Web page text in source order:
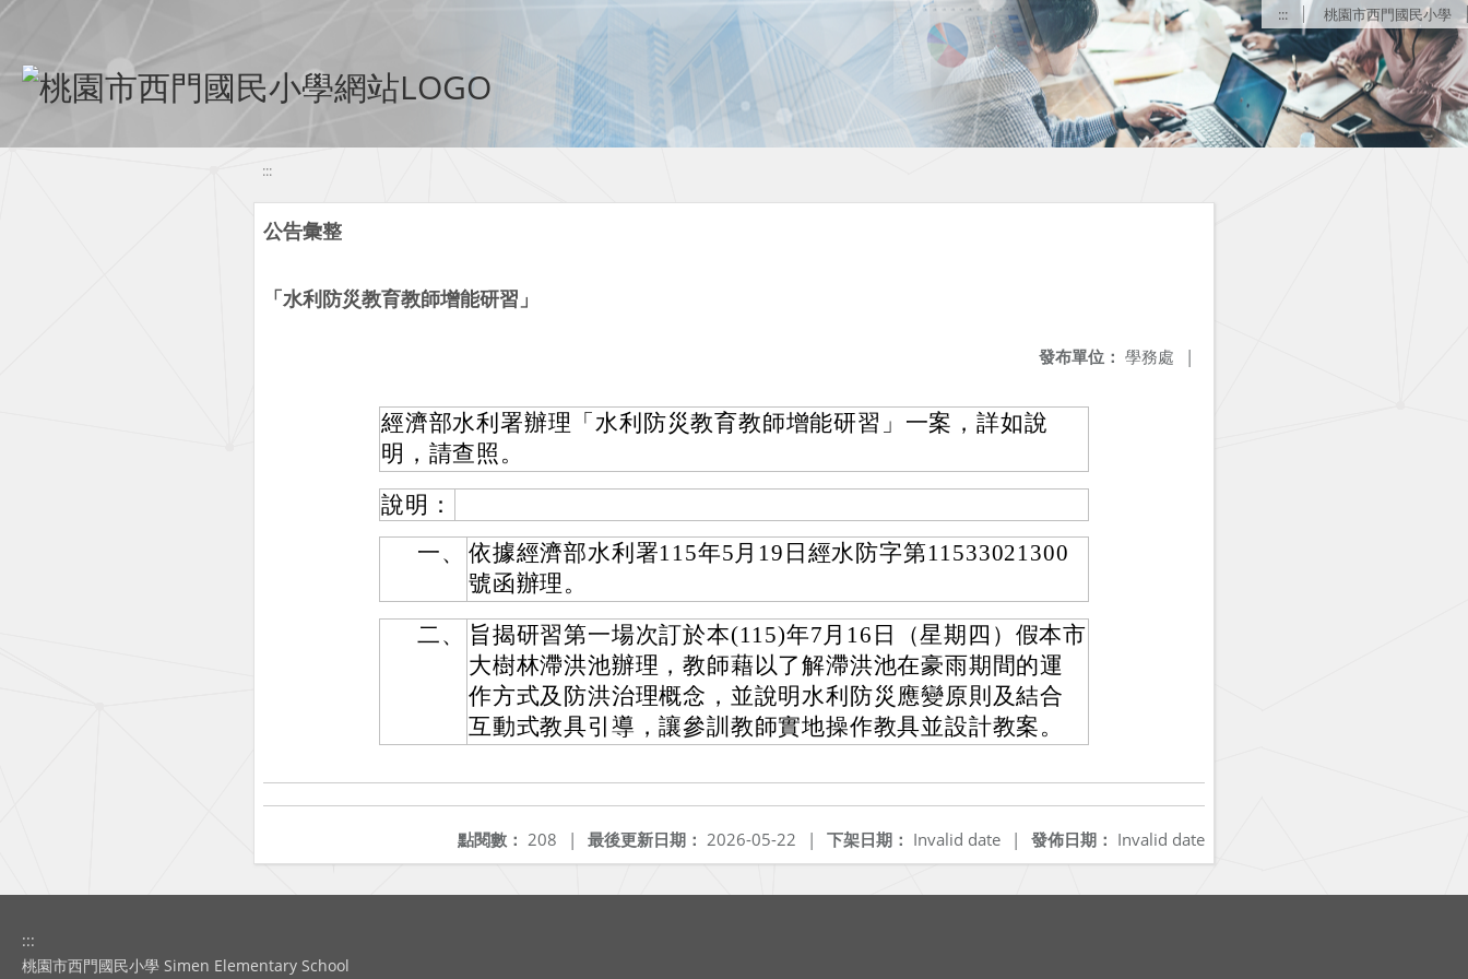
移至網頁之主要內容區位置 ::: 桃園市西門國民小學
:::
公告彙整
「水利防災教育教師增能研習」
發布單位： 學務處 |
經濟部水利署辦理「水利防災教育教師增能研習」一案，詳如說
明，請查照。
說明：
一、
依據經濟部水利署115年5月19日經水防字第11533021300
號函辦理。
二、
旨揭研習第一場次訂於本(115)年7月16日（星期四）假本市
大樹林滯洪池辦理，教師藉以了解滯洪池在豪雨期間的運
作方式及防洪治理概念，並說明水利防災應變原則及結合
互動式教具引導，讓參訓教師實地操作教具並設計教案。
發佈日期： Invalid date
下架日期： Invalid date |
最後更新日期： 2026-05-22 |
點閱數： 208 |
:::
桃園市西門國民小學 Simen Elementary School